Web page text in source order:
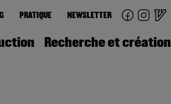
PRATIQUE NEWSLETTER
Recherche et création